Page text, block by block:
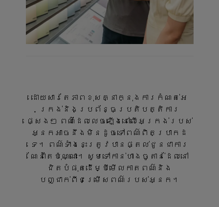
ដោយសារតែភាពខុសគ្នាក្នុងការកំណត់អេ
ក្រង់និងប្រព័ន្ធប្រតិបត្តិការ
ផ្សេងៗ ពណ៌ដែលលេចឡើងនៅលើអេក្រង់របស់
អ្នកអាចនឹងមិនដូចទៅពណ៌ពិតប្រាកដ
ទេ។ ពណ៌ទាំងនេះត្រូវបានផ្តល់ជូនជាការ
ណែនាំតែប៉ុណ្ណោះ។ សូមទៅកាន់ហាងចូតាន់ដែលនៅ
ជិតបំផុតដើម្បីមើលកាតពណ៌និង
បញ្ជាក់ពីជម្រើសពណ៌របស់អ្នក។